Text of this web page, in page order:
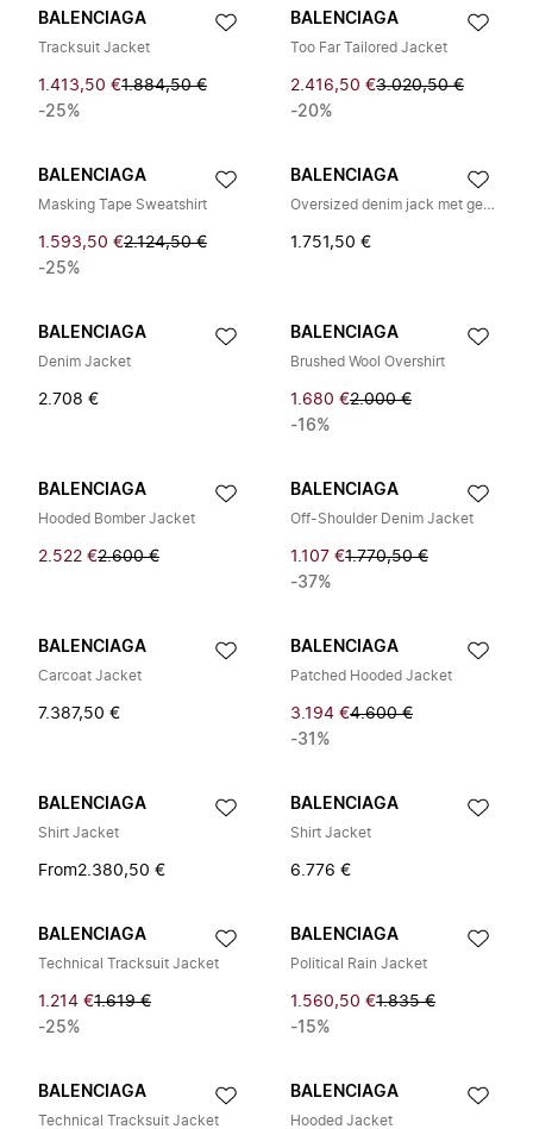
BALENCIAGA
Tracksuit Jacket
1.413,50 €1.884,50 €
-25%
BALENCIAGA
Too Far Tailored Jacket
2.416,50 €3.020,50 €
-20%
BALENCIAGA
Masking Tape Sweatshirt
1.593,50 €2.124,50 €
-25%
BALENCIAGA
Oversized denim jack met geborduurd logo
1.751,50 €
BALENCIAGA
Denim Jacket
2.708 €
BALENCIAGA
Brushed Wool Overshirt
1.680 €2.000 €
-16%
BALENCIAGA
Hooded Bomber Jacket
2.522 €2.600 €
BALENCIAGA
Off-Shoulder Denim Jacket
1.107 €1.770,50 €
-37%
BALENCIAGA
Carcoat Jacket
7.387,50 €
BALENCIAGA
Patched Hooded Jacket
3.194 €4.600 €
-31%
BALENCIAGA
Shirt Jacket
From2.380,50 €
BALENCIAGA
Shirt Jacket
6.776 €
BALENCIAGA
Technical Tracksuit Jacket
1.214 €1.619 €
-25%
BALENCIAGA
Political Rain Jacket
1.560,50 €1.835 €
-15%
BALENCIAGA
Technical Tracksuit Jacket
BALENCIAGA
Hooded Jacket